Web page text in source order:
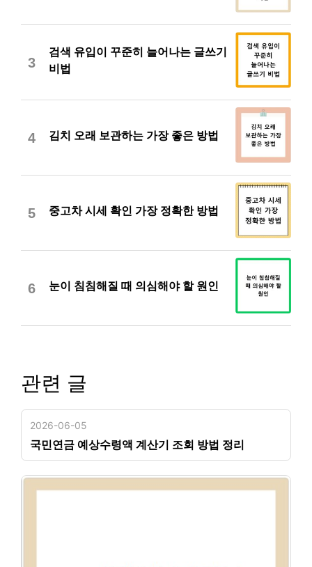
3
검색 유입이 꾸준히 늘어나는 글쓰기
비법
4 김치 오래 보관하는 가장 좋은 방법
5 중고차 시세 확인 가장 정확한 방법
6 눈이 침침해질 때 의심해야 할 원인
관련 글
2026-06-05
국민연금 예상수령액 계산기 조회 방법 정리